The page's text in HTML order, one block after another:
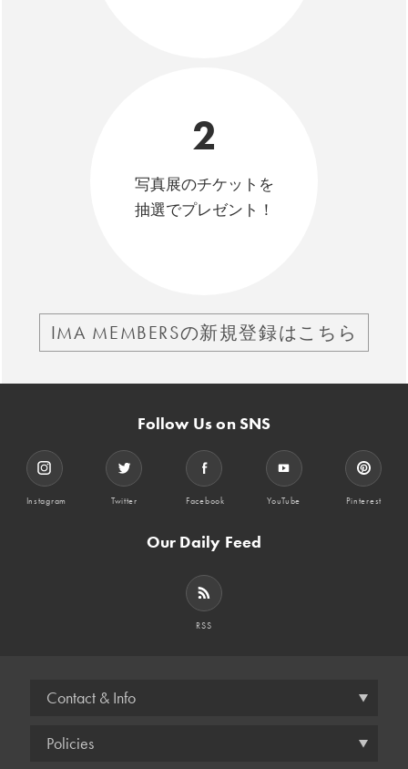
2
写真展のチケットを
抽選でプレゼント！
IMA MEMBERSの新規登録はこちら
Follow Us on SNS
Instagram Twitter Facebook YouTube Pinterest
Our Daily Feed
RSS
Contact & Info
Policies